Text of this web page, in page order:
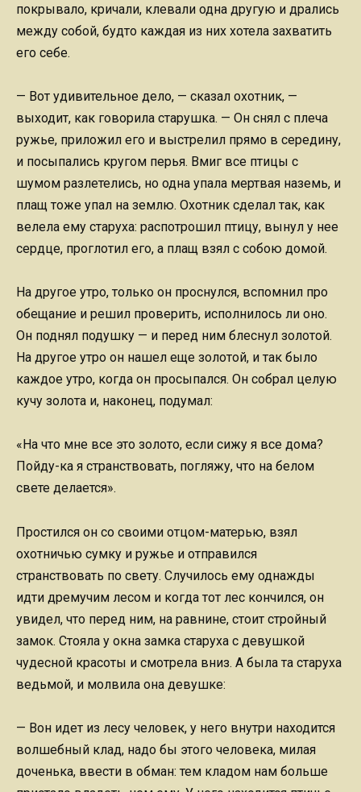
покрывало, кричали, клевали одна другую и дрались
между собой, будто каждая из них хотела захватить
его себе.
— Вот удивительное дело, — сказал охотник, —
выходит, как говорила старушка. — Он снял с плеча
ружье, приложил его и выстрелил прямо в середину,
и посыпались кругом перья. Вмиг все птицы с
шумом разлетелись, но одна упала мертвая наземь, и
плащ тоже упал на землю. Охотник сделал так, как
велела ему старуха: распотрошил птицу, вынул у нее
сердце, проглотил его, а плащ взял с собою домой.
На другое утро, только он проснулся, вспомнил про
обещание и решил проверить, исполнилось ли оно.
Он поднял подушку — и перед ним блеснул золотой.
На другое утро он нашел еще золотой, и так было
каждое утро, когда он просыпался. Он собрал целую
кучу золота и, наконец, подумал:
«На что мне все это золото, если сижу я все дома?
Пойду-ка я странствовать, погляжу, что на белом
свете делается».
Простился он со своими отцом-матерью, взял
охотничью сумку и ружье и отправился
странствовать по свету. Случилось ему однажды
идти дремучим лесом и когда тот лес кончился, он
увидел, что перед ним, на равнине, стоит стройный
замок. Стояла у окна замка старуха с девушкой
чудесной красоты и смотрела вниз. А была та старуха
ведьмой, и молвила она девушке:
— Вон идет из лесу человек, у него внутри находится
волшебный клад, надо бы этого человека, милая
доченька, ввести в обман: тем кладом нам больше